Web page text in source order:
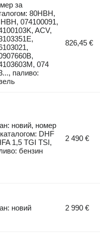
за
80HBH,
074100091,
ACV,
074
паливо:
826,45 €
новий, номер
DHF
1,5 TGI TSI,
бензин
2 490 €
новий 2 990 €